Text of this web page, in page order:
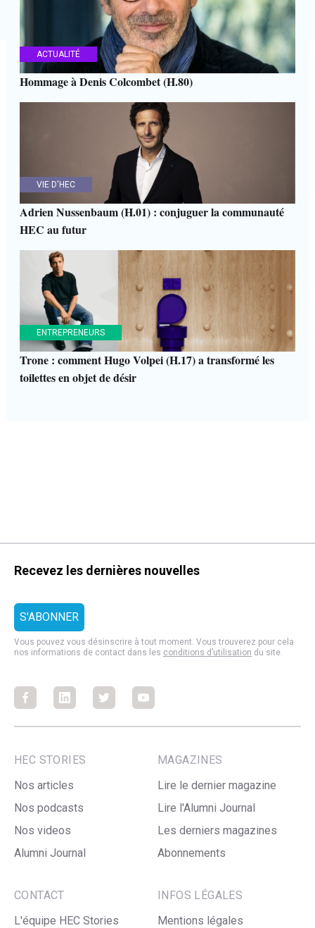
ACTUALITÉ
Hommage à Denis Colcombet (H.80)
VIE D'HEC
Adrien Nussenbaum (H.01) : conjuguer la communauté
HEC au futur
ENTREPRENEURS
Trone : comment Hugo Volpei (H.17) a transformé les
toilettes en objet de désir
Recevez les dernières nouvelles
Vous pouvez vous désinscrire à tout moment. Vous trouverez pour cela
nos informations de contact dans les conditions d’utilisation du site.
FacebookFacebookFacebookFacebook
HEC STORIES
Nos articles
Nos podcasts
Nos videos
Alumni Journal
MAGAZINES
Lire le dernier magazine
Lire l'Alumni Journal
Les derniers magazines
Abonnements
CONTACT
L'équipe HEC Stories
INFOS LÉGALES
Mentions légales